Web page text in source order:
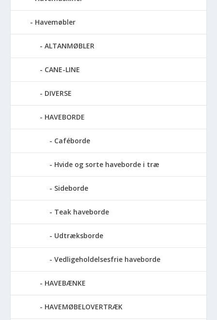
Havemøbler
ALTANMØBLER
CANE-LINE
DIVERSE
HAVEBORDE
Caféborde
Hvide og sorte haveborde i træ
Sideborde
Teak haveborde
Udtræksborde
Vedligeholdelsesfrie haveborde
HAVEBÆNKE
HAVEMØBELOVERTRÆK